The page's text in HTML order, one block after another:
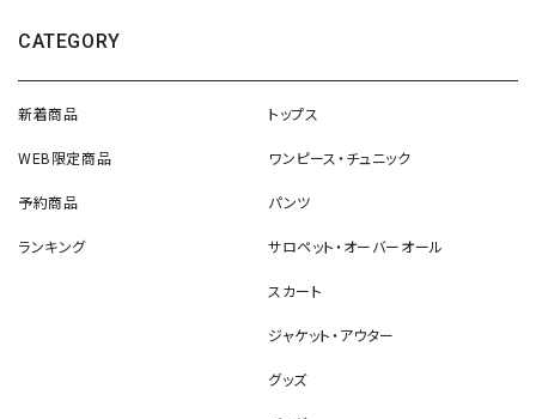
CATEGORY
新着商品
WEB限定商品
予約商品
ランキング
トップス
ワンピース・チュニック
パンツ
サロペット・オーバーオール
スカート
ジャケット・アウター
グッズ